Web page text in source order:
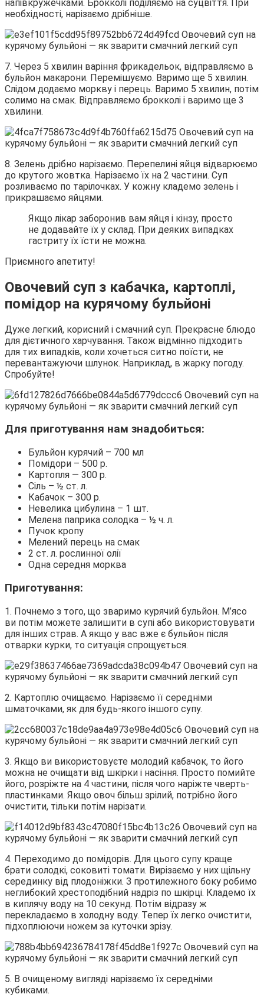
напівкружечками. Брокколі поділяємо на суцвіття. При
необхідності, нарізаємо дрібніше.
7. Через 5 хвилин варіння фрикадельок, відправляємо в
бульйон макарони. Перемішуємо. Варимо ще 5 хвилин.
Слідом додаємо моркву і перець. Варимо 5 хвилин, потім
солимо на смак. Відправляємо брокколі і варимо ще 3
хвилини.
8. Зелень дрібно нарізаємо. Перепелині яйця відварюємо
до крутого жовтка. Нарізаємо їх на 2 частини. Суп
розливаємо по тарілочках. У кожну кладемо зелень і
прикрашаємо яйцями.
Якщо лікар заборонив вам яйця і кінзу, просто
не додавайте їх у склад. При деяких випадках
гастриту їх їсти не можна.
Приємного апетиту!
Овочевий суп з кабачка, картоплі,
помідор на курячому бульйоні
Дуже легкий, корисний і смачний суп. Прекрасне блюдо
для дієтичного харчування. Також відмінно підходить
для тих випадків, коли хочеться ситно поїсти, не
перевантажуючи шлунок. Наприклад, в жарку погоду.
Спробуйте!
Для приготування нам знадобиться:
Бульйон курячий – 700 мл
Помідори – 500 р.
Картопля — 300 р.
Сіль – ½ ст. л.
Кабачок – 300 р.
Невелика цибулина – 1 шт.
Мелена паприка солодка – ½ ч. л.
Пучок кропу
Мелений перець на смак
2 ст. л. рослинної олії
Одна середня морква
Приготування:
1. Почнемо з того, що зваримо курячий бульйон. М’ясо
ви потім можете залишити в супі або використовувати
для інших страв. А якщо у вас вже є бульйон після
отварки курки, то ситуація спрощується.
2. Картоплю очищаємо. Нарізаємо її середніми
шматочками, як для будь-якого іншого супу.
3. Якщо ви використовуєте молодий кабачок, то його
можна не очищати від шкірки і насіння. Просто помийте
його, розріжте на 4 частини, після чого наріжте чверть-
пластинками. Якщо овоч більш зрілий, потрібно його
очистити, тільки потім нарізати.
4. Переходимо до помідорів. Для цього супу краще
брати солодкі, соковиті томати. Вирізаємо у них щільну
серединку від плодоніжки. З протилежного боку робимо
неглибокий хрестоподібний надріз по шкірці. Кладемо їх
в киплячу воду на 10 секунд. Потім відразу ж
перекладаємо в холодну воду. Тепер їх легко очистити,
підхоплюючи ножем за куточки зрізу.
5. В очищеному вигляді нарізаємо їх середніми
кубиками.